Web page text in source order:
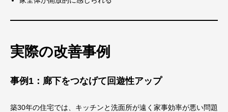
実際の改善事例
事例1：廊下をつなげて回遊性アップ
築30年の住宅では、キッチンと洗面所が遠く家事効率が悪い問題